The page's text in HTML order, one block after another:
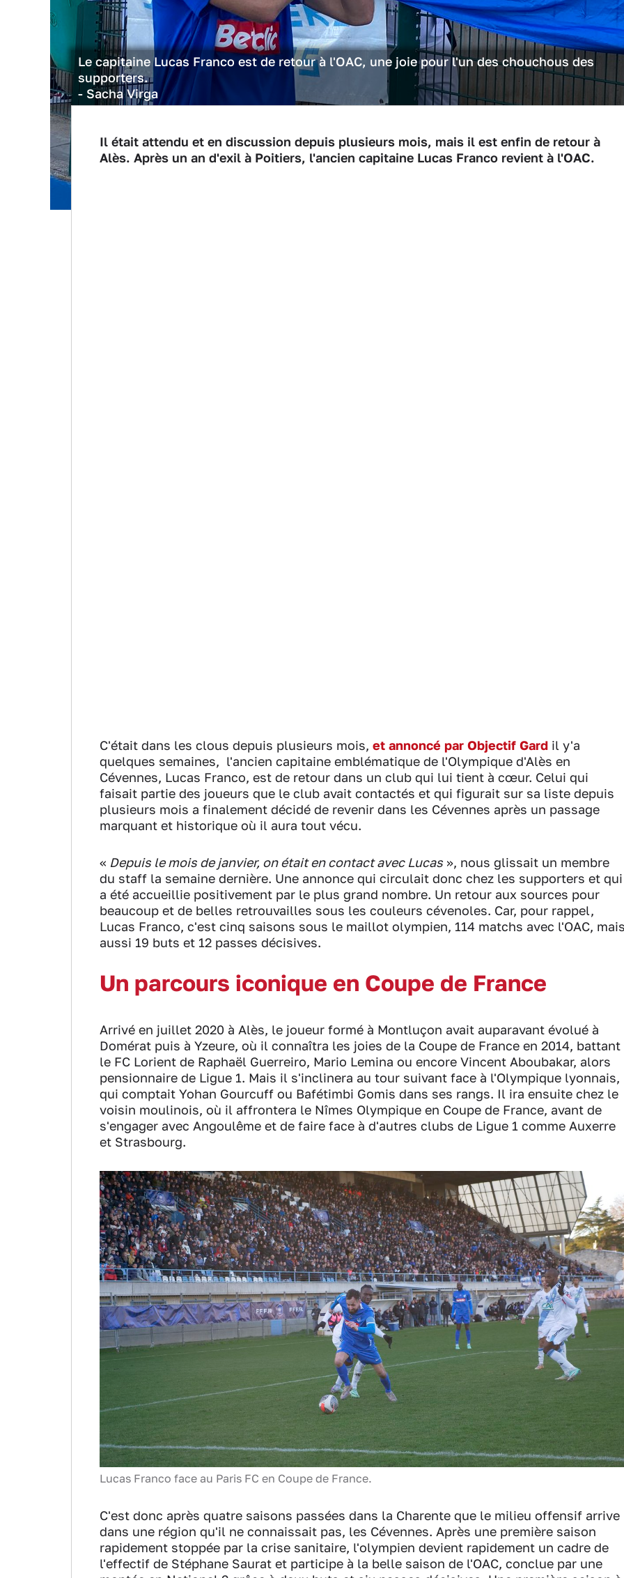
Le capitaine Lucas Franco est de retour à l'OAC, une joie pour l'un des chouchous des
supporters.
- Sacha Virga
Il était attendu et en discussion depuis plusieurs mois, mais il est enfin de retour à
Alès. Après un an d'exil à Poitiers, l'ancien capitaine Lucas Franco revient à l'OAC.
C'était dans les clous depuis plusieurs mois, et annoncé par Objectif Gard il y'a
quelques semaines, l'ancien capitaine emblématique de l'Olympique d'Alès en
Cévennes, Lucas Franco, est de retour dans un club qui lui tient à cœur. Celui qui
faisait partie des joueurs que le club avait contactés et qui figurait sur sa liste depuis
plusieurs mois a finalement décidé de revenir dans les Cévennes après un passage
marquant et historique où il aura tout vécu.
« Depuis le mois de janvier, on était en contact avec Lucas », nous glissait un membre
du staff la semaine dernière. Une annonce qui circulait donc chez les supporters et qui
a été accueillie positivement par le plus grand nombre. Un retour aux sources pour
beaucoup et de belles retrouvailles sous les couleurs cévenoles. Car, pour rappel,
Lucas Franco, c'est cinq saisons sous le maillot olympien, 114 matchs avec l'OAC,
aussi 19 buts et 12 passes décisives.
Un parcours iconique en Coupe de France
Arrivé en juillet 2020 à Alès, le joueur formé à Montluçon avait auparavant évolué à
Domérat puis à Yzeure, où il connaîtra les joies de la Coupe de France en 2014, battant
le FC Lorient de Raphaël Guerreiro, Mario Lemina ou encore Vincent Aboubakar, alors
pensionnaire de Ligue 1. Mais il s'inclinera au tour suivant face à l'Olympique lyonnais,
qui comptait Yohan Gourcuff ou Bafétimbi Gomis dans ses rangs. Il ira ensuite chez le
voisin moulinois, où il affrontera le Nîmes Olympique en Coupe de France, avant de
s'engager avec Angoulême et de faire face à d'autres clubs de Ligue 1 comme Auxerre
et Strasbourg.
Lucas Franco face au Paris FC en Coupe de France.
C'est donc après quatre saisons passées dans la Charente que le milieu offensif arrive
dans une région qu'il ne connaissait pas, les Cévennes. Après une première saison
rapidement stoppée par la crise sanitaire, l'olympien devient rapidement un cadre de
l'effectif de Stéphane Saurat et participe à la belle saison de l'OAC, conclue par une